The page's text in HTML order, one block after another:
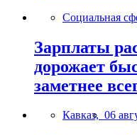
Социальная
Зарплаты
дорожает
заметнее
Кавказ, 06